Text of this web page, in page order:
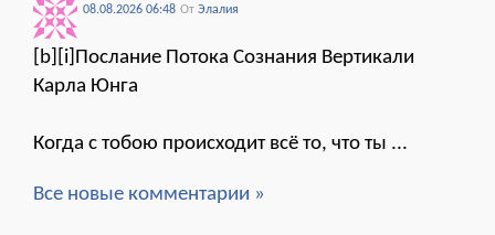
08.08.2026 06:48 От Элалия
[b][i]Послание Потока Сознания Вертикали
Карла Юнга
Когда с тобою происходит всё то, что ты ...
Все новые комментарии »